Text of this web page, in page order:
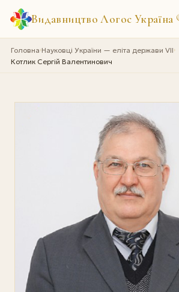
Видавництво Логос Україна
Головна›Науковці України — еліта держави VII›
Котлик Сергій Валентинович